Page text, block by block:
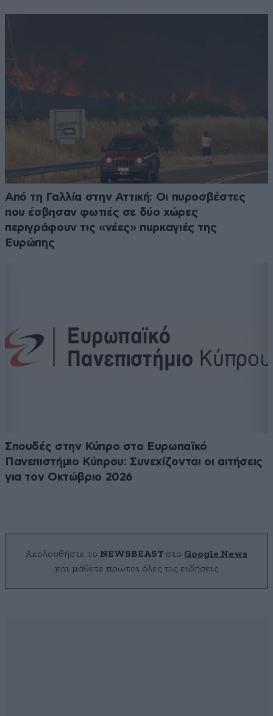
Από τη Γαλλία στην Αττική: Οι πυροσβέστες
που έσβησαν φωτιές σε δύο χώρες
περιγράφουν τις «νέες» πυρκαγιές της
Ευρώπης
Σπουδές στην Κύπρο στο Ευρωπαϊκό
Πανεπιστήμιο Κύπρου: Συνεχίζονται οι αιτήσεις
για τον Οκτώβριο 2026
Ακολουθήστε το NEWSBEAST στο Google News
και μάθετε πρώτοι όλες τις ειδήσεις